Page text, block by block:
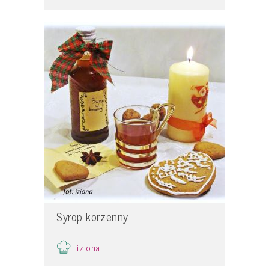
Syrop korzenny
iziona